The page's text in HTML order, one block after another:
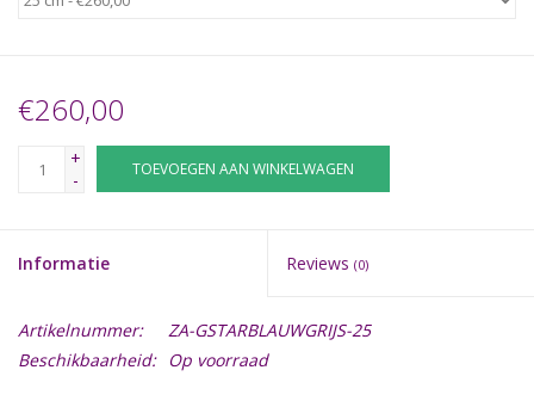
€260,00
+
-
TOEVOEGEN AAN WINKELWAGEN
Informatie Reviews (0)
Artikelnummer:
ZA-GSTARBLAUWGRIJS-25
Beschikbaarheid: Op voorraad